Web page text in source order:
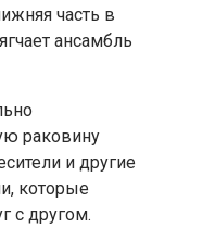
часть в
ансамбль
раковину
и другие
которые
с другом.